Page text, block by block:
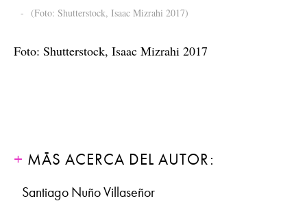
- (Foto: Shutterstock, Isaac Mizrahi 2017)
Foto: Shutterstock, Isaac Mizrahi 2017
MÁS ACERCA DEL AUTOR:
Santiago Nuño Villaseñor